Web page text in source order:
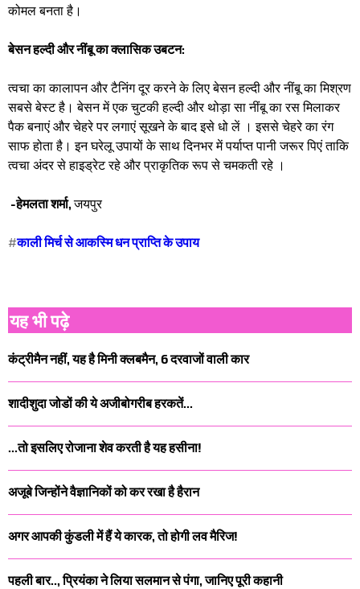
कोमल बनता है। ​
बेसन हल्दी और नींबू का क्लासिक उबटन:
त्वचा का कालापन और टैनिंग दूर करने के लिए बेसन हल्दी और नींबू का मिश्रण
सबसे बेस्ट है। बेसन में एक चुटकी हल्दी और थोड़ा सा नींबू का रस मिलाकर
पैक बनाएं और चेहरे पर लगाएं सूखने के बाद इसे धो लें । इससे चेहरे का रंग
साफ होता है।​ इन घरेलू उपायों के साथ दिनभर में पर्याप्त पानी जरूर पिएं ताकि
त्वचा अंदर से हाइड्रेट रहे और प्राकृतिक रूप से चमकती रहे ।
-हेमलता शर्मा,जयपुर
#काली मिर्च से आकस्मि धन प्राप्ति के उपाय
यह भी पढ़े
कंट्रीमैन नहीं, यह है मिनी क्लबमैन, 6 दरवाजों वाली कार
शादीशुदा जोडों की ये अजीबोगरीब हरकतें...
...तो इसलिए रोजाना शेव करती है यह हसीना!
अजूबे जिन्होंने वैज्ञानिकों को कर रखा है हैरान
अगर आपकी कुंडली में हैं ये कारक, तो होगी लव मैरिज!
पहली बार.., प्रियंका ने लिया सलमान से पंगा, जानिए पूरी कहानी